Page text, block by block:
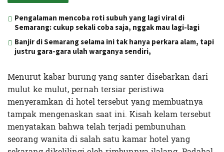
Pengalaman mencoba roti subuh yang lagi viral di
Semarang: cukup sekali coba saja, nggak mau lagi-lagi
Banjir di Semarang selama ini tak hanya perkara alam, tapi
justru gara-gara ulah warganya sendiri,
Menurut kabar burung yang santer disebarkan dari
mulut ke mulut, pernah tersiar peristiwa
menyeramkan di hotel tersebut yang membuatnya
tampak mengenaskan saat ini. Kisah kelam tersebut
menyatakan bahwa telah terjadi pembunuhan
seorang wanita di salah satu kamar hotel yang